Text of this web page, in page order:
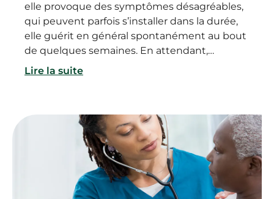
elle provoque des symptômes désagréables,
qui peuvent parfois s’installer dans la durée,
elle guérit en général spontanément au bout
de quelques semaines. En attendant,
plusieurs traitements et gestes simples
consulter ? Et comment guérir d'une
bronchite rapidement ?
Lire la suite